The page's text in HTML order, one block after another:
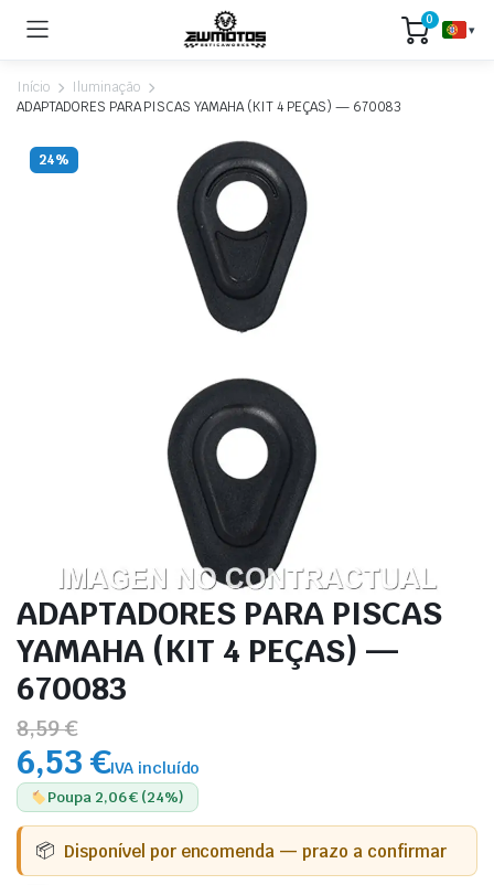
0
▾
Início
Iluminação
ADAPTADORES PARA PISCAS YAMAHA (KIT 4 PEÇAS) — 670083
24%
ADAPTADORES PARA PISCAS
YAMAHA (KIT 4 PEÇAS) —
670083
8,59 €
6,53 €IVA incluído
Poupa 2,06 € (24%)
Disponível por encomenda — prazo a confirmar